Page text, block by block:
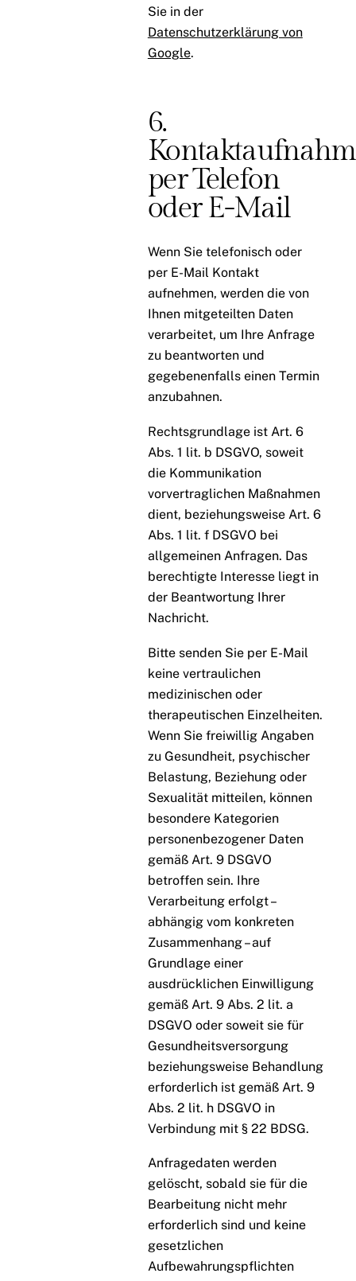
Sie in der
Datenschutzerklärung von
Google.
6.
per Telefon
oder E-Mail
Wenn Sie telefonisch oder
per E-Mail Kontakt
aufnehmen, werden die von
Ihnen mitgeteilten Daten
verarbeitet, um Ihre Anfrage
zu beantworten und
gegebenenfalls einen Termin
anzubahnen.
Rechtsgrundlage ist Art. 6
Abs. 1 lit. b DSGVO, soweit
die Kommunikation
vorvertraglichen Maßnahmen
dient, beziehungsweise Art. 6
Abs. 1 lit. f DSGVO bei
allgemeinen Anfragen. Das
berechtigte Interesse liegt in
der Beantwortung Ihrer
Nachricht.
Bitte senden Sie per E-Mail
keine vertraulichen
medizinischen oder
therapeutischen Einzelheiten.
Wenn Sie freiwillig Angaben
zu Gesundheit, psychischer
Belastung, Beziehung oder
Sexualität mitteilen, können
besondere Kategorien
personenbezogener Daten
gemäß Art. 9 DSGVO
betroffen sein. Ihre
Verarbeitung erfolgt –
abhängig vom konkreten
Zusammenhang – auf
Grundlage einer
ausdrücklichen Einwilligung
gemäß Art. 9 Abs. 2 lit. a
DSGVO oder soweit sie für
Gesundheitsversorgung
beziehungsweise Behandlung
erforderlich ist gemäß Art. 9
Abs. 2 lit. h DSGVO in
Verbindung mit § 22 BDSG.
Anfragedaten werden
gelöscht, sobald sie für die
Bearbeitung nicht mehr
erforderlich sind und keine
gesetzlichen
Aufbewahrungspflichten